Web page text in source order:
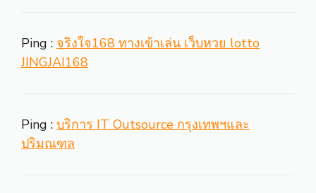
Ping : จริงใจ168 ทางเข้าเล่น เว็บหวย lotto
JINGJAI168
Ping : บริการ IT Outsource กรุงเทพฯและ
ปริมณฑล